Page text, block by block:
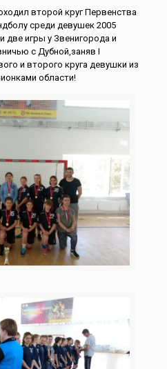
второй круг Первенства
среди девушек 2005
две игры у Звенигорода и
с Дубной,заняв I
и второго круга девушки из
области!